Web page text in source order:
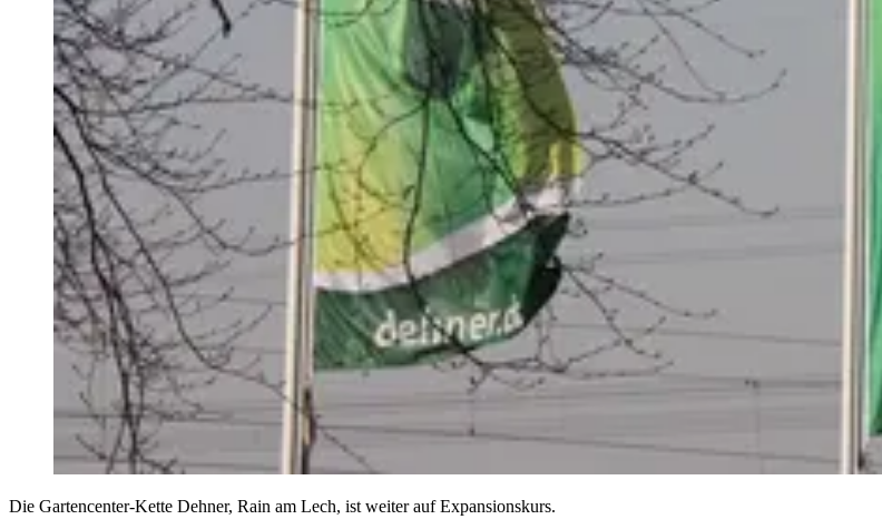
Die Gartencenter-Kette Dehner, Rain am Lech, ist weiter auf Expansionskurs.